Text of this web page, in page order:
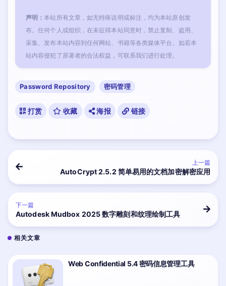
声明：本站所有文章，如无特殊说明或标注，均为本站原创发
布。任何个人或组织，在未征得本站同意时，禁止复制、盗用、
采集、发布本站内容到任何网站、书籍等各类媒体平台。如若本
站内容侵犯了原著者的合法权益，可联系我们进行处理。
Password Repository 密码管理
打赏 收藏 海报 链接
上一篇
AutoCrypt 2.5.2 简单易用的文档加密解密应用
下一篇
Autodesk Mudbox 2025 数字雕刻和纹理绘制工具
相关文章
Web Confidential 5.4 密码信息管理工具